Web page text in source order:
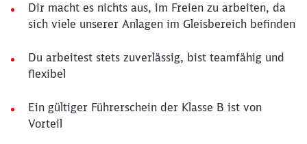
Dir macht es nichts aus, im Freien zu arbeiten, da
sich viele unserer Anlagen im Gleisbereich befinden
Du arbeitest stets zuverlässig, bist teamfähig und
flexibel
Ein gültiger Führerschein der Klasse B ist von
Vorteil